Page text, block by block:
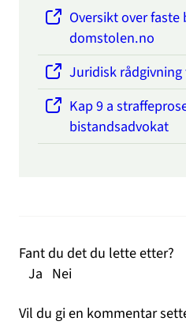
Oversikt over
domstolen.no
Juridisk
Kap 9 a
bistandsadvokat
Fant du det du lette etter?
Ja Nei
Vil du gi en kommentar